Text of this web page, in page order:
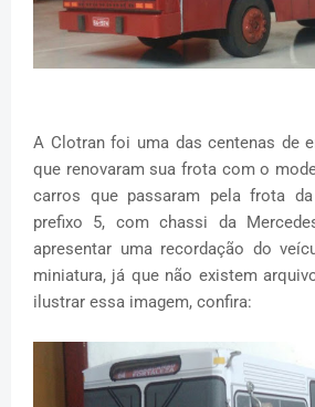
A Clotran foi uma das centenas de
que renovaram sua frota com o
carros que passaram pela frota
prefixo 5, com chassi da
apresentar uma recordação do
miniatura, já que não existem
ilustrar essa imagem, confira: